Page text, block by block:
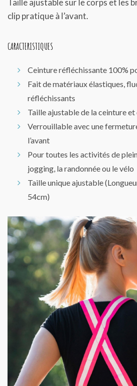
Taille ajustable sur le corps et les
clip pratique à l’avant.
CARACTERISTIQUES
Ceinture réfléchissante 100%
Fait de matériaux élastiques,
réfléchissants
Taille ajustable de la ceinture
Verrouillable avec une
l’avant
Pour toutes les activités de
jogging, la randonnée ou le vélo
Taille unique ajustable
54cm)